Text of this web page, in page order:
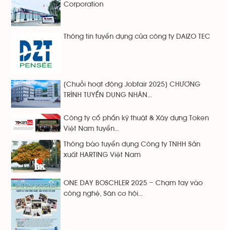
Corporation
Thông tin tuyển dụng của công ty DAIZO TEC
[Chuỗi hoạt động Jobfair 2025] CHƯƠNG
TRÌNH TUYỂN DỤNG NHÂN...
Công ty cổ phẩn kỹ thuật & Xây dựng Token
Việt Nam tuyển...
Thông báo tuyển dụng Công ty TNHH Sản
xuất HARTING Việt Nam
ONE DAY BOSCHLER 2025 – Chạm tay vào
công nghệ, Săn cơ hội...